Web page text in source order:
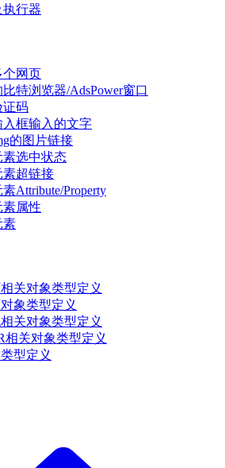
行器
个网页
特浏览器/AdsPower窗口
证码
框输入的文字
的图片链接
选中状态
素超链接
Attribute/Property
属性
素
关对象类型定义
象类型定义
关对象类型定义
相关对象类型定义
型定义